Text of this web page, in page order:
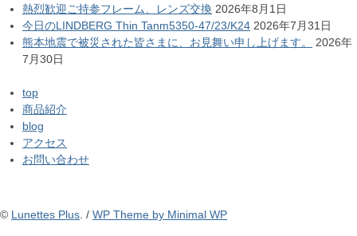
熱烈歓迎ご持参フレーム、レンズ交換 2026年8月1日
今日のLINDBERG Thin Tanm5350-47/23/K24 2026年7月31日
熊本地震で被災された皆さまに、お見舞い申し上げます。
2026年
7月30日
top
商品紹介
blog
アクセス
お問い合わせ
© Lunettes Plus. / WP Theme by Minimal WP